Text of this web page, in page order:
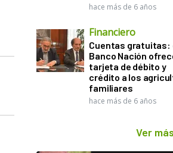
hace más de 6 años
Financiero
Cuentas gratuitas:
Banco Nación
tarjeta de débito y
crédito a los
familiares
hace más de 6 años
Ver más